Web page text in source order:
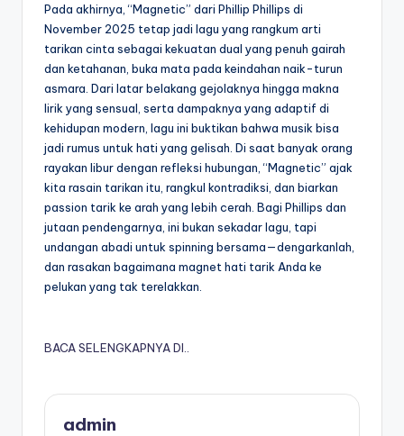
Pada akhirnya, “Magnetic” dari Phillip Phillips di
November 2025 tetap jadi lagu yang rangkum arti
tarikan cinta sebagai kekuatan dual yang penuh gairah
dan ketahanan, buka mata pada keindahan naik-turun
asmara. Dari latar belakang gejolaknya hingga makna
lirik yang sensual, serta dampaknya yang adaptif di
kehidupan modern, lagu ini buktikan bahwa musik bisa
jadi rumus untuk hati yang gelisah. Di saat banyak orang
rayakan libur dengan refleksi hubungan, “Magnetic” ajak
kita rasain tarikan itu, rangkul kontradiksi, dan biarkan
passion tarik ke arah yang lebih cerah. Bagi Phillips dan
jutaan pendengarnya, ini bukan sekadar lagu, tapi
undangan abadi untuk spinning bersama—dengarkanlah,
dan rasakan bagaimana magnet hati tarik Anda ke
pelukan yang tak terelakkan.
BACA SELENGKAPNYA DI..
admin